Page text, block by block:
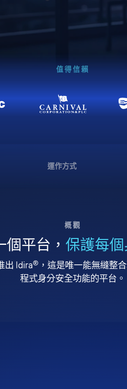
值得信賴
運作方式
概觀
個平台， 保護每
出 Idira® ，這是唯一能無縫整
程式身分安全功能的平台。